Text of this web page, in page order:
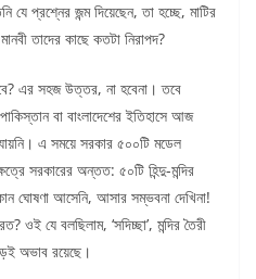
যে প্রশ্নের জন্ম দিয়েছেন, তা হচ্ছে, মাটির
তাদের কাছে কতটা নিরাপদ?
হবে? এর সহজ উত্তর, না হবেনা। তবে
বা বাংলাদেশের ইতিহাসে আজ
এ সময়ে সরকার ৫০০টি মডেল
সরকারের অন্তত: ৫০টি হিন্দু-মন্দির
ঘোষণা আসেনি, আসার সম্ভবনা দেখিনা!
ওই যে বলছিলাম, ‘সদিচ্ছা’, মন্দির তৈরী
অভাব রয়েছে।